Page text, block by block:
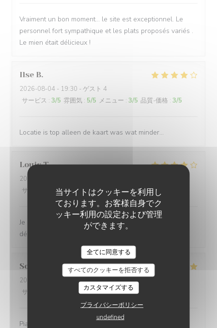
当サイトはクッキーを利用し
ております。お客様自身でク
ッキー利用の設定および管理
ができます。
全てに同意する
すべてのクッキーを拒否する
カスタマイズする
プライバシーポリシー
undefined
Vraiment un bon moment… le site est exceptionnel. Le
personnel fort sympathique et les plats proposés variés .
Le mien était délicieux !
Ilse B
2026-08-04 - 19:30 - ゲスト 4
サービス : 3/5 雰囲気 : 5/5 メニュー : 3/5 品質-価格 : 3/5
Locatie is top alleen de kaart was wat minder…
Louis T
2026-08-04
サービス
/5 雰囲気 : 5/5 メニュー:4/5 品質-価格
Je recommande. Le cadre ainsi que les plats sont
délicieux. Personnel agréable.
Sonja
2026-08-06
- 20:00 - ゲスト 5
サービス
雰囲気:5/5 メニュー:5/5
Piatti gustosi in una location molto bella
LA PLAGE DE L'ÎLE D'OR